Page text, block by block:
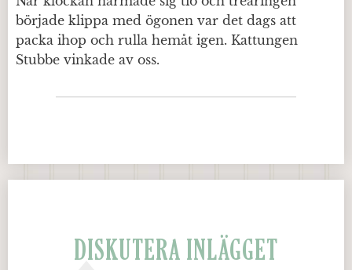
började klippa med ögonen var det dags att
packa ihop och rulla hemåt igen. Kattungen
Stubbe vinkade av oss.
DISKUTERA INLÄGGET